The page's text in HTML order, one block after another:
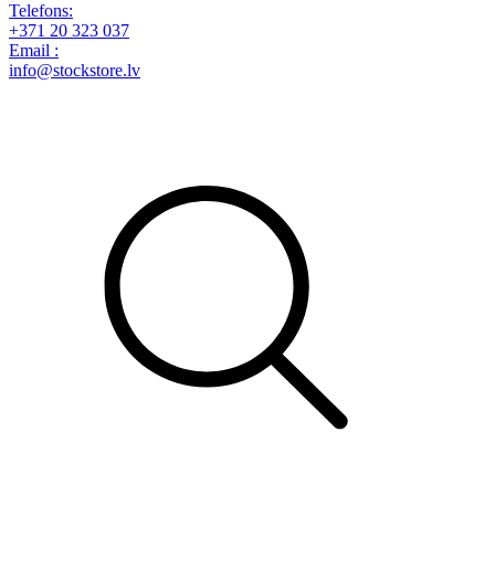
Telefons:
+371 20 323 037
Email :
info@stockstore.lv